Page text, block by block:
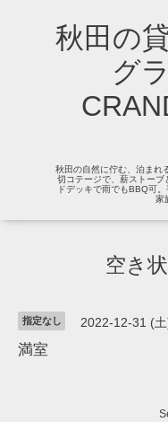
秋田の
グ
秋田の自然に佇む、泊まれ
切コテージで、薪ストーブ
ドデッキで雨でもBBQ可
家
空き
指定なし 2022-12-31 (
満室